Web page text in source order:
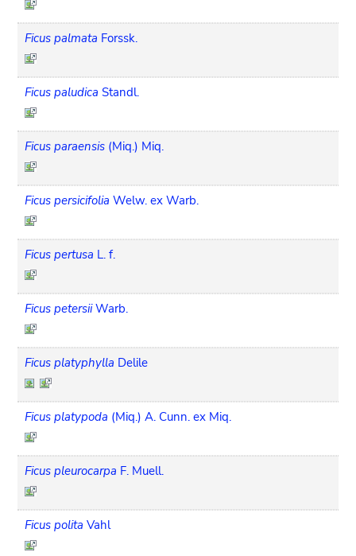
Ficus palmata Forssk.
Ficus paludica Standl.
Ficus paraensis (Miq.) Miq.
Ficus persicifolia Welw. ex Warb.
Ficus pertusa L. f.
Ficus petersii Warb.
Ficus platyphylla Delile
Ficus platypoda (Miq.) A. Cunn. ex Miq.
Ficus pleurocarpa F. Muell.
Ficus polita Vahl